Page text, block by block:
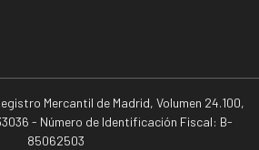
Mercantil de Madrid, Volumen 24.100,
- Número de Identificación Fiscal: B-
85062503